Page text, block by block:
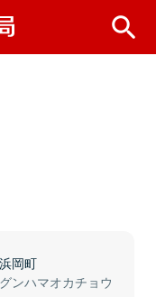
岡町
ンハマオカチョウ